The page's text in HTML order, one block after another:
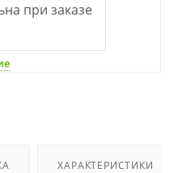
при заказе
ХАРАКТЕРИСТИКИ